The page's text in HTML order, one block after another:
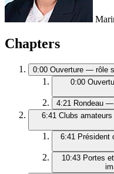
Chapters
0:00 Ouverture — rôle
0:00
4:21 Rondeau
6:41 Clubs
6:41 Président
10:43 Portes